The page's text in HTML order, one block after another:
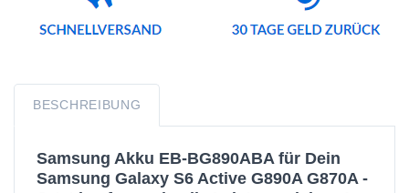
BESCHREIBUNG
Samsung Akku EB-BG890ABA für Dein
Samsung Galaxy S6 Active G890A G870A -